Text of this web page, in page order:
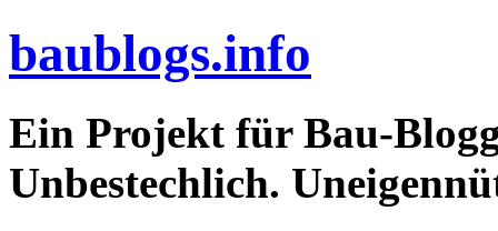
baublogs.info
Ein Projekt für Bau-
Unbestechlich.